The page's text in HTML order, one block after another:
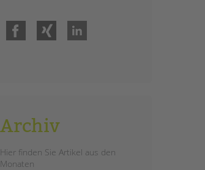
Facebook
Archiv
Hier finden Sie Artikel aus den
Monaten